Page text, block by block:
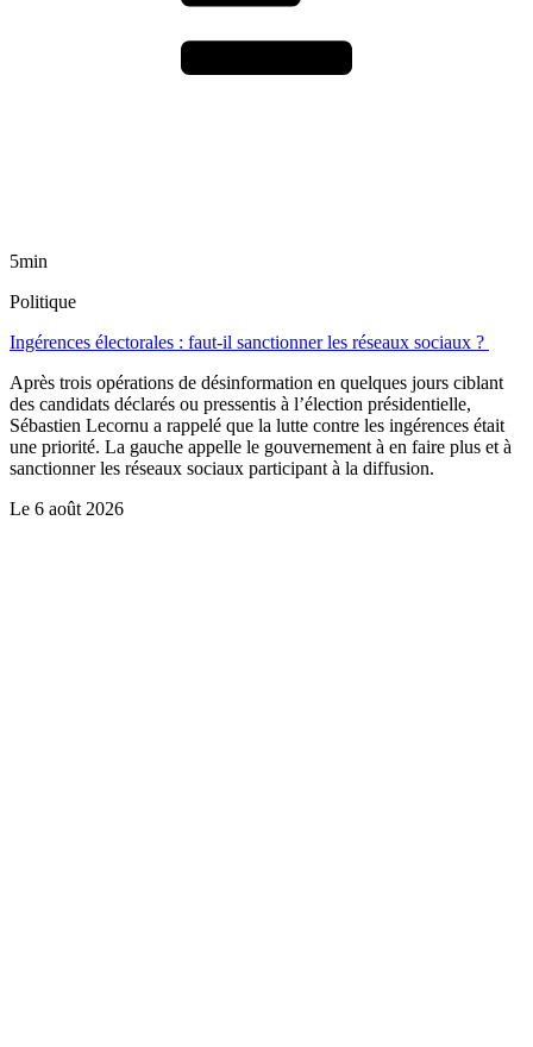
5min
Politique
Ingérences électorales : faut-il sanctionner les réseaux sociaux ?
Après trois opérations de désinformation en quelques jours ciblant
des candidats déclarés ou pressentis à l’élection présidentielle,
Sébastien Lecornu a rappelé que la lutte contre les ingérences était
une priorité. La gauche appelle le gouvernement à en faire plus et à
sanctionner les réseaux sociaux participant à la diffusion.
Le 6 août 2026